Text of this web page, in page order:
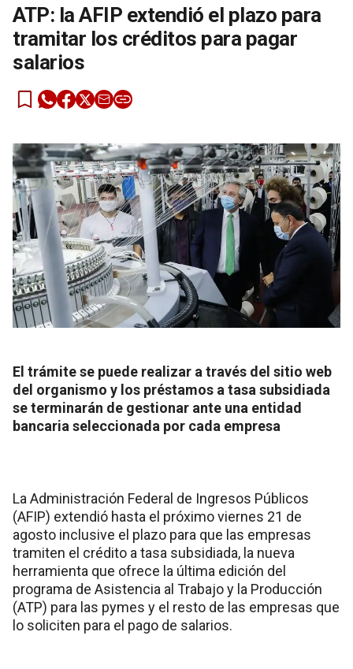
ATP: la AFIP extendió el plazo para
tramitar los créditos para pagar
salarios
El trámite se puede realizar a través del sitio web
del organismo y los préstamos a tasa subsidiada
se terminarán de gestionar ante una entidad
bancaria seleccionada por cada empresa
La Administración Federal de Ingresos Públicos
(AFIP) extendió hasta el próximo viernes 21 de
agosto inclusive el plazo para que las empresas
tramiten el crédito a tasa subsidiada, la nueva
herramienta que ofrece la última edición del
programa de Asistencia al Trabajo y la Producción
(ATP) para las pymes y el resto de las empresas que
lo soliciten para el pago de salarios.